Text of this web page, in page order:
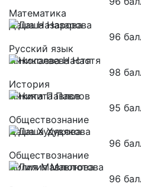
Математика
Даша Назарова
96
Русский язык
Николаева Настя
98
История
Никита Павлов
95
Обществознание
Даша Худякова
96
Обществознание
Лилия Мавлютова
96